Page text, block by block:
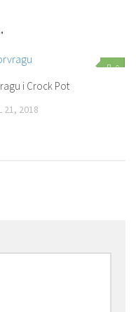
0
i Crock Pot
21, 2018